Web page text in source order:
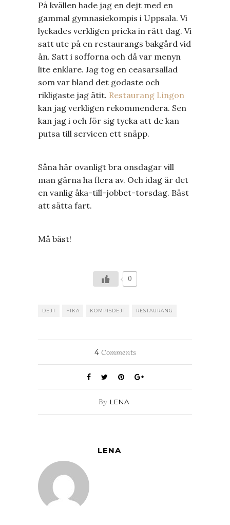
På kvällen hade jag en dejt med en
gammal gymnasiekompis i Uppsala. Vi
lyckades verkligen pricka in rätt dag. Vi
satt ute på en restaurangs bakgård vid
ån. Satt i sofforna och då var menyn
lite enklare. Jag tog en ceasarsallad
som var bland det godaste och
rikligaste jag ätit. Restaurang Lingon
kan jag verkligen rekommendera. Sen
kan jag i och för sig tycka att de kan
putsa till servicen ett snäpp.
Såna här ovanligt bra onsdagar vill
man gärna ha flera av. Och idag är det
en vanlig åka-till-jobbet-torsdag. Bäst
att sätta fart.
Må bäst!
0
DEJT FIKA KOMPISDEJT RESTAURANG
4Comments
By LENA
LENA